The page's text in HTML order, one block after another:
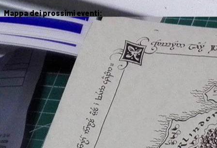
Mappa dei prossimi eventi: